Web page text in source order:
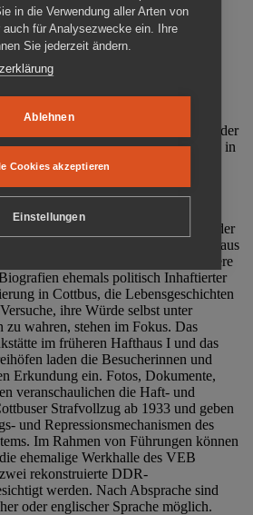
Cottbus ist ein Ort
Anschaulich, nah und
der DDR gründeten im Oktober
Cottbus e. V. (MRZ), der
Gefängnisses (1860-2002) in
der Gedenkstätte Zuchthaus
Arbeit der Gedenkstätte steht die
Unrecht während der
und der SED-Diktatur.
Dauer- und Sonderausstellungen in der
Beispiele politischen Unrechts aus
des 20. Jahrhunderts. Eine besondere
ehemals politisch Inhaftierter
in Cottbus, die Lebensgeschichten
ihre Würde selbst unter
wahren, stehen im Fokus. Das
im früheren Hafthaus I und das
laden die Besucherinnen und
Erkundung ein. Fotos, Dokumente,
veranschaulichen die Haft- und
Strafvollzug ab 1933 und geben
und Repressionsmechanismen des
Im Rahmen von Führungen können
ehemalige Werkhalle des VEB
rekonstruierte DDR-
werden. Nach Absprache sind
oder englischer Sprache möglich.
in die Verwendung aller Arten von
auch für Analysezwecke ein. Ihre
Sie jederzeit ändern.
Ablehnen
Cookies akzeptieren
Einstellungen